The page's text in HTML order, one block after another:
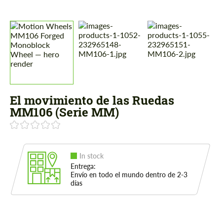
El movimiento de las Ruedas
MM106 (Serie MM)
In stock
Entrega:
Envío en todo el mundo dentro de 2-3
días